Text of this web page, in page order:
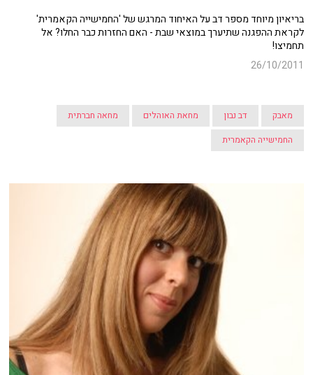
בריאיון מיוחד מספר דב על האיחוד המרגש של 'החמישייה הקאמרית'
לקראת ההפגנה שתיערך במוצאי שבת - האם החזרות כבר החלו? אל
תחמיצו!
26/10/2011
מאבק דב נבון מחאת האוהלים
מחאה חברתית
החמישייה הקאמרית